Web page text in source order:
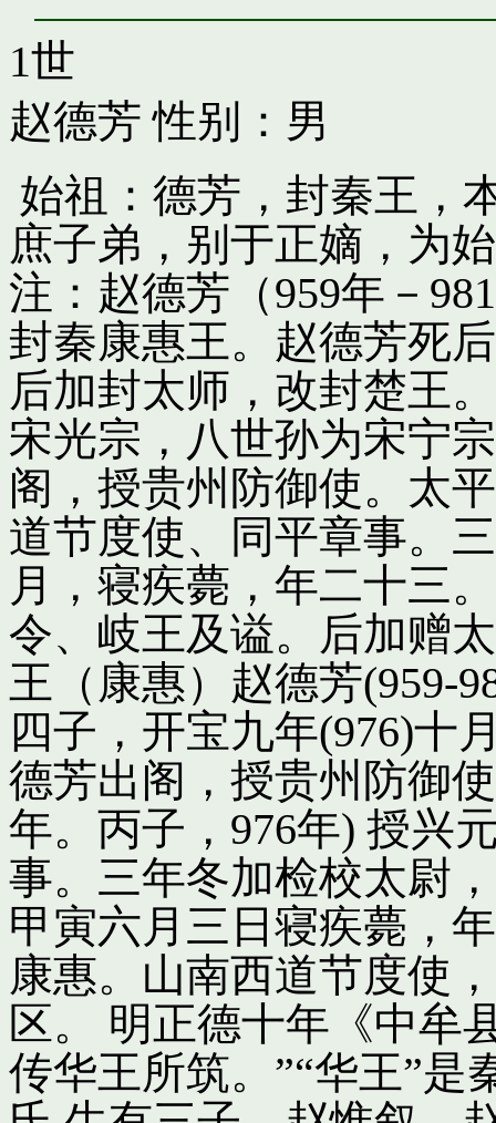
1世
赵德芳 性别：男
始祖：德芳，封秦王，
庶子弟，别于正嫡，为
注：赵德芳（959年－
封秦康惠王。赵德芳死
后加封太师，改封楚王
宋光宗，八世孙为宋宁
阁，授贵州防御使。太
道节度使、同平章事。
月，寝疾薨，年二十三
令、岐王及谥。后加赠
王（康惠）赵德芳(959-
四子，开宝九年(976)十
德芳出阁，授贵州防御
年。丙子，976年) 授兴
事。三年冬加检校太尉
甲寅六月三日寝疾薨，
康惠。山南西道节度使
区。 明正德十年《中牟
传华王所筑。”“华王”是